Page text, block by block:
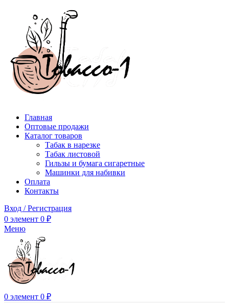
Главная
Оптовые продажи
Каталог товаров
Табак в нарезке
Табак листовой
Гильзы и бумага сигаретные
Машинки для набивки
Оплата
Контакты
Вход / Регистрация
0 элемент 0 ₽
Меню
0 элемент 0 ₽